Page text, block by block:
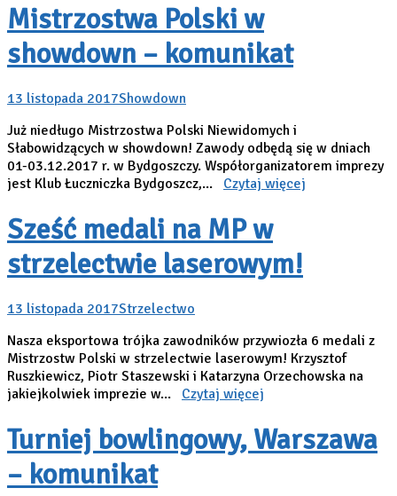
Mistrzostwa Polski w
showdown – komunikat
13 listopada 2017Showdown
Już niedługo Mistrzostwa Polski Niewidomych i
Słabowidzących w showdown! Zawody odbędą się w dniach
01-03.12.2017 r. w Bydgoszczy. Współorganizatorem imprezy
jest Klub Łuczniczka Bydgoszcz,... Czytaj więcej
Sześć medali na MP w
strzelectwie laserowym!
13 listopada 2017Strzelectwo
Nasza eksportowa trójka zawodników przywiozła 6 medali z
Mistrzostw Polski w strzelectwie laserowym! Krzysztof
Ruszkiewicz, Piotr Staszewski i Katarzyna Orzechowska na
jakiejkolwiek imprezie w... Czytaj więcej
Turniej bowlingowy, Warszawa
– komunikat